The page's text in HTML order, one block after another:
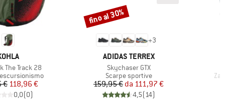
The Track 28
prodotti
Prezzo
€Prezzo ridotto
118,96 €
0,0(0)
+3
MARCHIO
ADIDAS TERREX
Articolo
Skychaser GTX
Gruppo di prodotti
Scarpe sportive
Prezzo
159,95 € Prezzo ridotto
da 111,97 €
4,5(14)
Sconto
fino al 30%